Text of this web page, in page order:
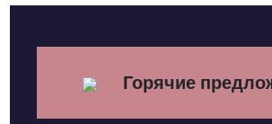
Горячие